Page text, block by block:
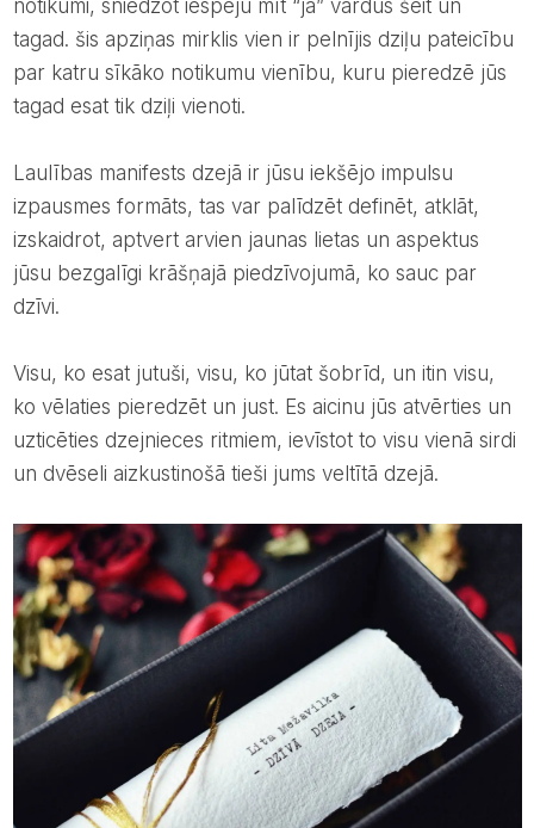
notikumi, sniedzot iespēju mīt “jā” vārdus šeit un
tagad. šis apziņas mirklis vien ir pelnījis dziļu pateicību
par katru sīkāko notikumu vienību, kuru pieredzē jūs
tagad esat tik dziļi vienoti.
Laulības manifests dzejā ir jūsu iekšējo impulsu
izpausmes formāts, tas var palīdzēt definēt, atklāt,
izskaidrot, aptvert arvien jaunas lietas un aspektus
jūsu bezgalīgi krāšņajā piedzīvojumā, ko sauc par
dzīvi.
Visu, ko esat jutuši, visu, ko jūtat šobrīd, un itin visu,
ko vēlaties pieredzēt un just. Es aicinu jūs atvērties un
uzticēties dzejnieces ritmiem, ievīstot to visu vienā sirdi
un dvēseli aizkustinošā tieši jums veltītā dzejā.